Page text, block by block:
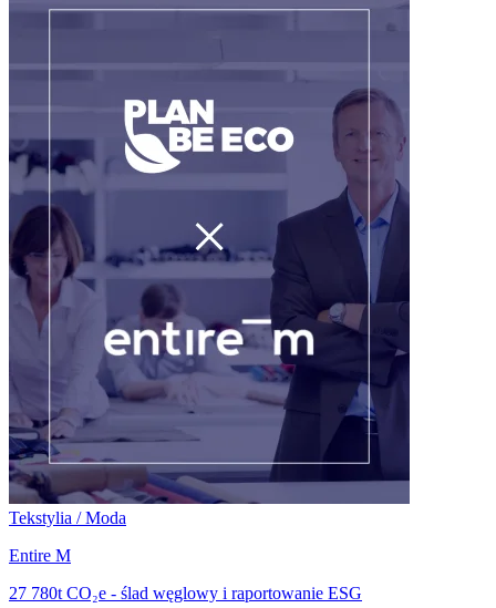
Tekstylia / Moda
Entire M
27 780t CO₂e - ślad węglowy i raportowanie ESG